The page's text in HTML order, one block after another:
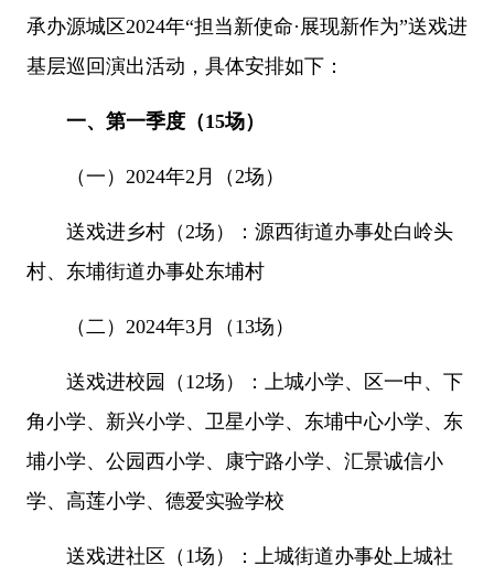
承办源城区2024年“担当新使命·展现新作为”送戏进
基层巡回演出活动，具体安排如下：
一、第一季度（15场）
（一）2024年2月（2场）
送戏进乡村（2场）：源西街道办事处白岭头
村、东埔街道办事处东埔村
（二）2024年3月（13场）
送戏进校园（12场）：上城小学、区一中、下
角小学、新兴小学、卫星小学、东埔中心小学、东
埔小学、公园西小学、康宁路小学、汇景诚信小
学、高莲小学、德爱实验学校
送戏进社区（1场）：上城街道办事处上城社